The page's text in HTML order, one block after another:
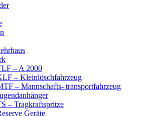
– A 2000
– Kleinlöschfahrzeug
– Mannschafts- transportfahrzeug
– Tragkraftspritze
Geräte